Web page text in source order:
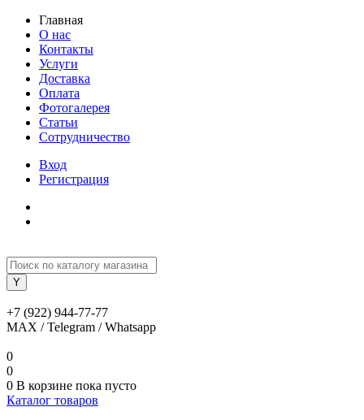
Главная
О нас
Контакты
Услуги
Доставка
Оплата
Фотогалерея
Статьи
Сотрудничество
Вход
Регистрация
+7 (922) 944-77-77
MAX / Telegram / Whatsapp
0
0
0 В корзине пока пусто
Каталог товаров